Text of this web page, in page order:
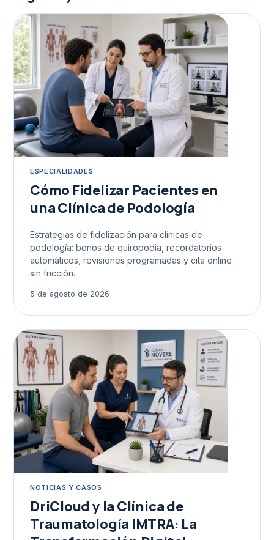
ESPECIALIDADES
Cómo Fidelizar Pacientes en
una Clínica de Podología
Estrategias de fidelización para clínicas de
podología: bonos de quiropodia, recordatorios
automáticos, revisiones programadas y cita online
sin fricción.
5 de agosto de 2026
NOTICIAS Y CASOS
DriCloud y la Clínica de
Traumatología IMTRA: La